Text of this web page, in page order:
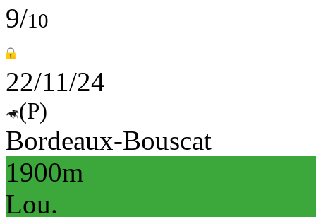
9/10
22/11/24
(P)
Bordeaux-Bouscat
1900m
Lou.